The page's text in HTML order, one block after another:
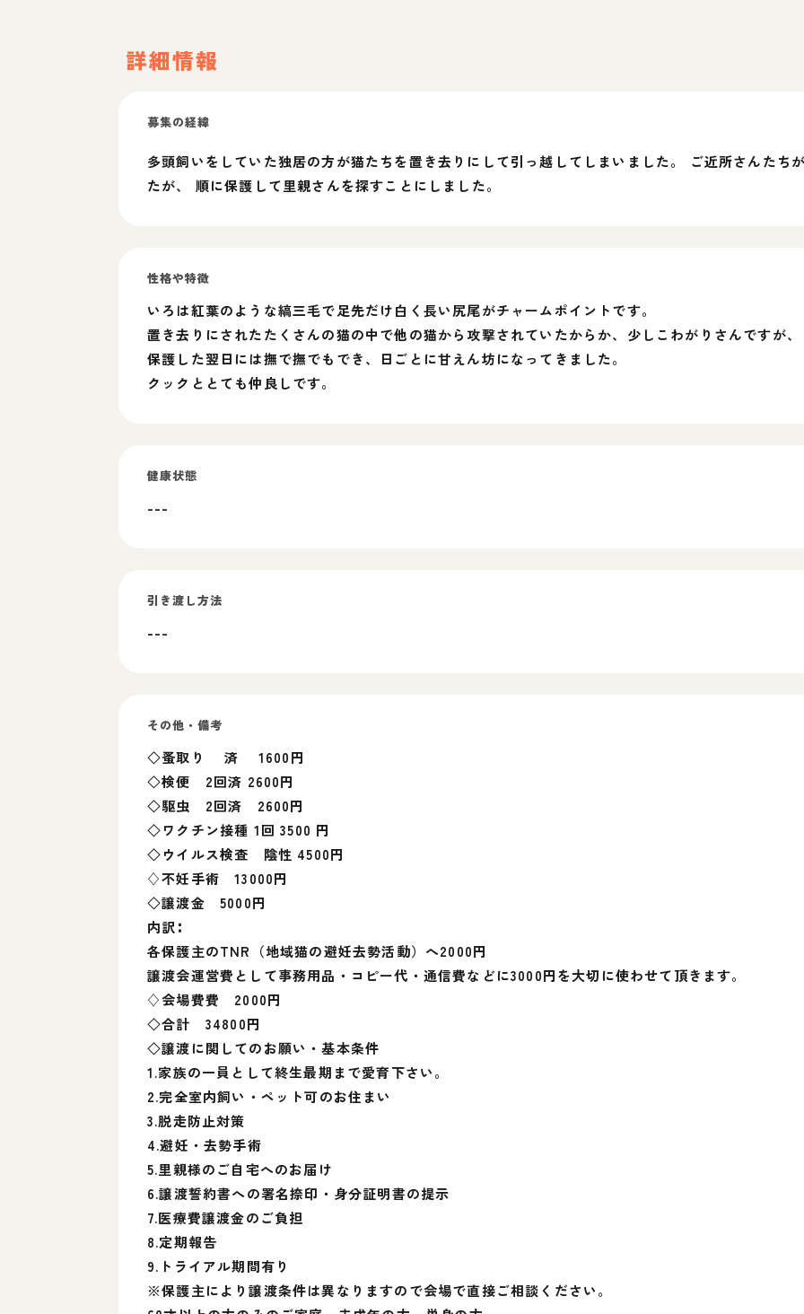
詳細情報
募集の経緯
多頭飼いをしていた独居の方が猫たちを置き去りにして引っ越してしまいました。 ご近所さんたち
たが、 順に保護して里親さんを探すことにしました。
性格や特徴
いろは紅葉のような縞三毛で足先だけ白く長い尻尾がチャームポイントです。
置き去りにされたたくさんの猫の中で他の猫から攻撃されていたからか、少しこわがりさんですが、
保護した翌日には撫で撫でもでき、日ごとに甘えん坊になってきました。
クックととても仲良しです。
健康状態
---
引き渡し方法
---
その他・備考
◇蚤取り 済 1600円
◇検便 2回済 2600円
◇駆虫 2回済 2600円
◇ワクチン接種 1回 3500 円
◇ウイルス検査 陰性 4500円
♢不妊手術 13000円
◇譲渡金 5000円
内訳∶
各保護主のTNR（地域猫の避妊去勢活動）へ2000円
譲渡会運営費として事務用品・コピー代・通信費などに3000円を大切に使わせて頂きます。
♢会場費費 2000円
◇合計 34800円
◇譲渡に関してのお願い・基本条件
1.家族の一員として終生最期まで愛育下さい。
2.完全室内飼い・ペット可のお住まい
3.脱走防止対策
4.避妊・去勢手術
5.里親様のご自宅へのお届け
6.譲渡誓約書への署名捺印・身分証明書の提示
7.医療費譲渡金のご負担
8.定期報告
9.トライアル期間有り
※保護主により譲渡条件は異なりますので会場で直接ご相談ください。